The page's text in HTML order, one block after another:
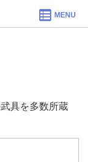
MENU
具を多数所蔵